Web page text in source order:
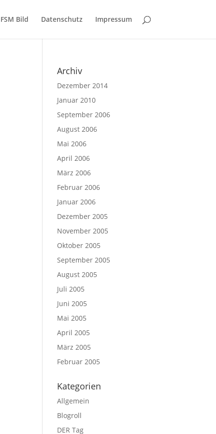
FSM Bild Datenschutz Impressum
Archiv
Dezember 2014
Januar 2010
September 2006
August 2006
Mai 2006
April 2006
März 2006
Februar 2006
Januar 2006
Dezember 2005
November 2005
Oktober 2005
September 2005
August 2005
Juli 2005
Juni 2005
Mai 2005
April 2005
März 2005
Februar 2005
Kategorien
Allgemein
Blogroll
DER Tag